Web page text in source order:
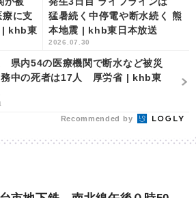
に支
| khb東
猛暑続く中停電や断水続く 熊
本地震 | khb東日本放送
2026.07.30
県内54の医療機関で断水など被災
中の死者は17人 厚労省 | khb東
Recommended by